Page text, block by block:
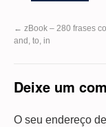
← zBook – 280 frases
and, to, in
Deixe um
O seu endereço